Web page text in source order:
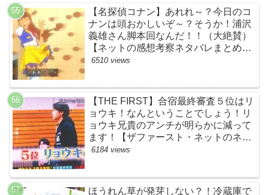
BMSG・BE:FIRST・ビーファース
ト】
【名探偵コナン】あれれ～？今日のコ
ナンは頭おかしいぞ～？そうか！浦沢
義雄さん脚本回なんだ！！（大絶賛）
【ネットの感想考察ネタバレまとめ・
笑顔を消したアイドル】
6510 views
【THE FIRST】合宿最終審査５位はリ
ョウキ！なんということでしょう！リ
ョウキ兄貴のアンチが明らかに減って
ます！【ザファースト・ネットのネタ
バレ考察まとめ感想・スッキリ・
6184 views
ほうれん草が発芽しない？！冷蔵庫で